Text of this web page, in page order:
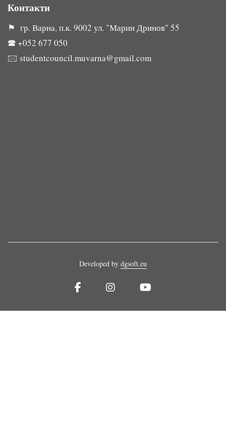
Контакти
⚑ гр. Варна, п.к. 9002 ул. "Марин Дринов" 55
🕿+052 677 050
🖂 studentcouncil.muvarna@gmail.com
Developed by dgsoft.eu